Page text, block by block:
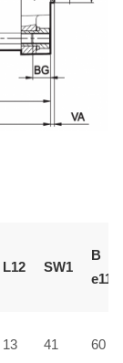
L12 SW1
В
e11
13 41 60